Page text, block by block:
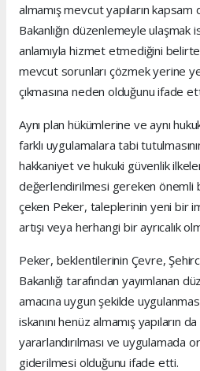
almamış mevcut yapıların kapsam
Bakanlığın düzenlemeyle ulaşmak
anlamıyla hizmet etmediğini
mevcut sorunları çözmek yerine
çıkmasına neden olduğunu ifade
Aynı plan hükümlerine ve aynı
farklı uygulamalara tabi
hakkaniyet ve hukuki güvenlik
değerlendirilmesi gereken önemli
çeken Peker, taleplerinin yeni bir
artışı veya herhangi bir ayrıcalık
Peker, beklentilerinin Çevre,
Bakanlığı tarafından yayımlanan
amacına uygun şekilde
iskanını henüz almamış yapıların
yararlandırılması ve uygulamada
giderilmesi olduğunu ifade etti.